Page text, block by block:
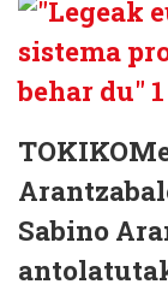
Sabino